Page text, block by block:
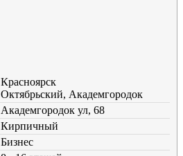
Красноярск
Октябрьский, Академгородок
Академгородок ул, 68
Кирпичный
Бизнес